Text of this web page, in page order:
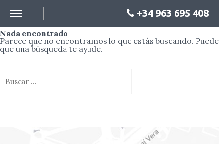
+34 963 695 408
Nada encontrado
Parece que no encontramos lo que estás buscando. Puede
que una búsqueda te ayude.